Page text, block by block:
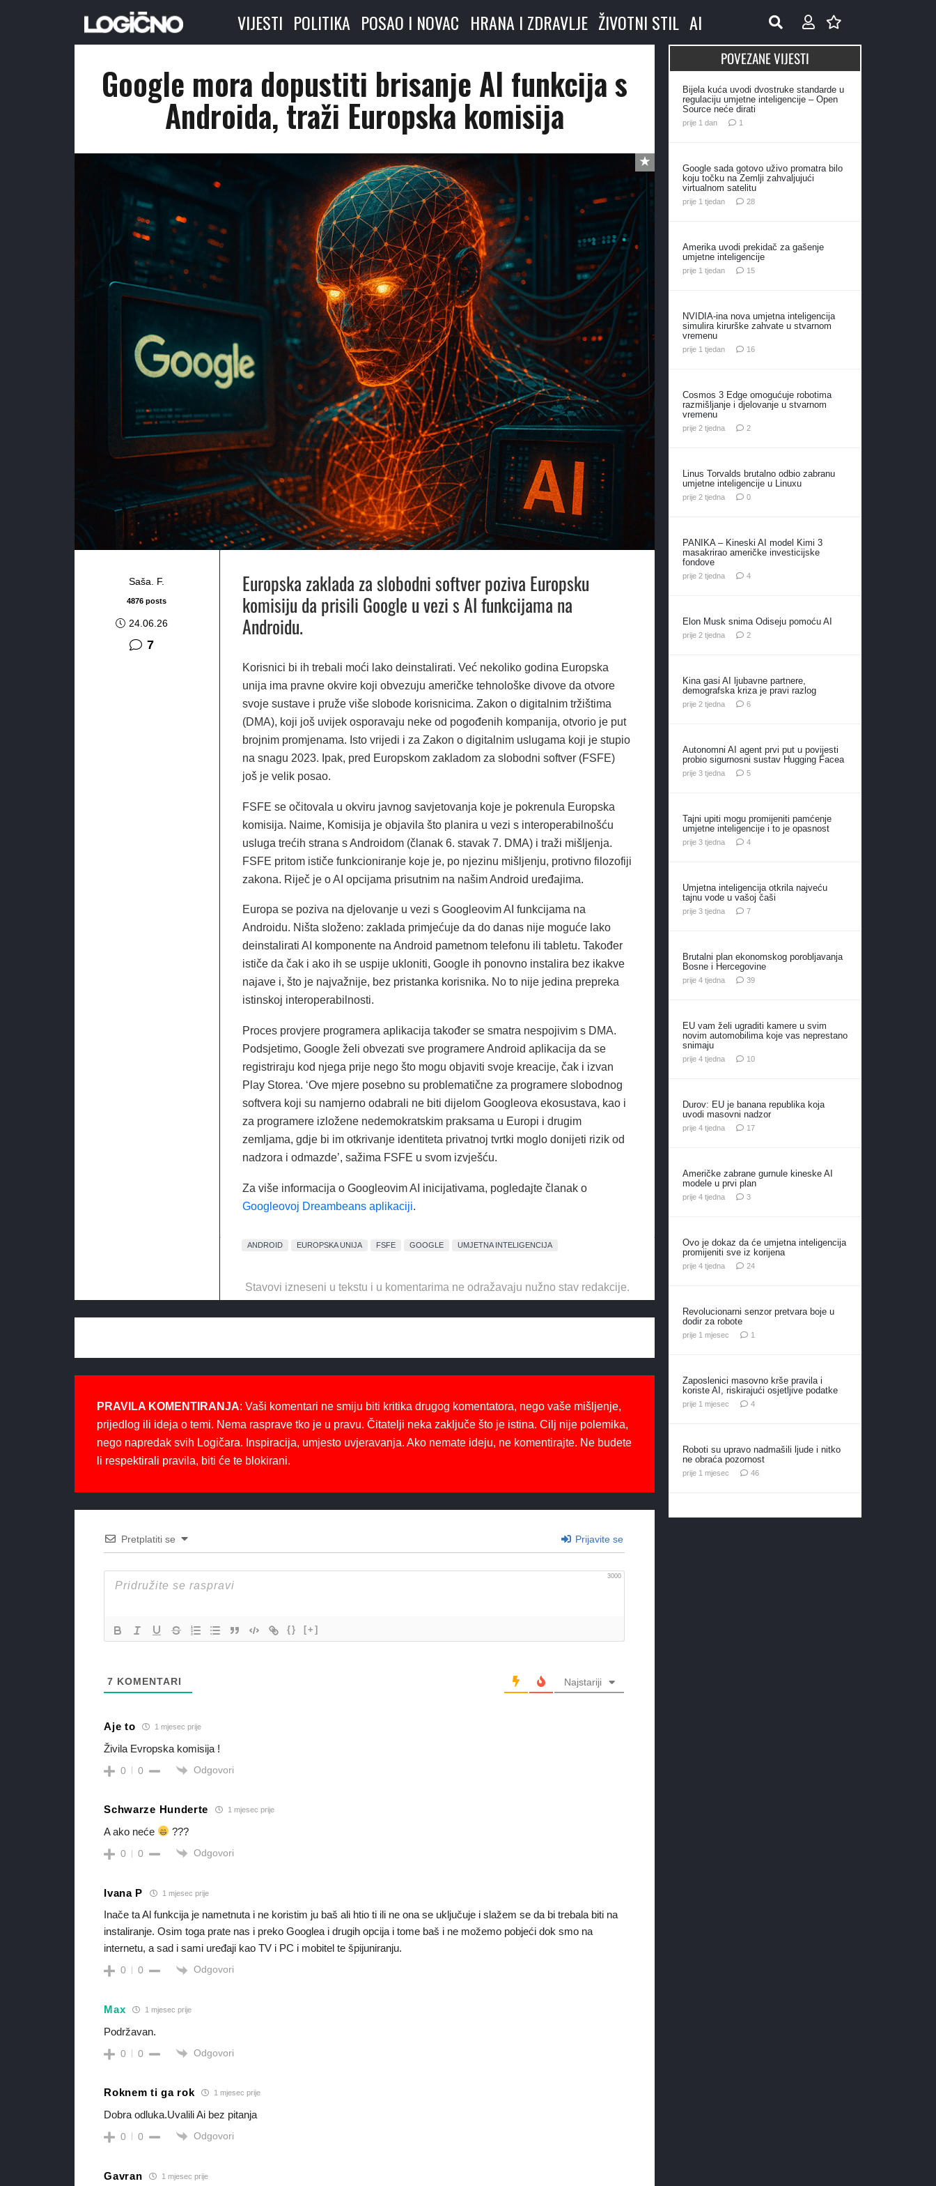
VIJESTI POLITIKA POSAO I NOVAC HRANA I ZDRAVLJE ŽIVOTNI STIL AI
Google mora dopustiti brisanje AI funkcija s
Androida, traži Europska komisija
Saša. F.
4876 posts
24.06.26
7komentara
Europska zaklada za slobodni softver poziva Europsku
komisiju da prisili Google u vezi s AI funkcijama na
Androidu.
Korisnici bi ih trebali moći lako deinstalirati. Već nekoliko godina Europska
unija ima pravne okvire koji obvezuju američke tehnološke divove da otvore
svoje sustave i pruže više slobode korisnicima. Zakon o digitalnim tržištima
(DMA), koji još uvijek osporavaju neke od pogođenih kompanija, otvorio je put
brojnim promjenama. Isto vrijedi i za Zakon o digitalnim uslugama koji je stupio
na snagu 2023. Ipak, pred Europskom zakladom za slobodni softver (FSFE)
još je velik posao.
FSFE se očitovala u okviru javnog savjetovanja koje je pokrenula Europska
komisija. Naime, Komisija je objavila što planira u vezi s interoperabilnošću
usluga trećih strana s Androidom (članak 6. stavak 7. DMA) i traži mišljenja.
FSFE pritom ističe funkcioniranje koje je, po njezinu mišljenju, protivno filozofiji
zakona. Riječ je o AI opcijama prisutnim na našim Android uređajima.
Europa se poziva na djelovanje u vezi s Googleovim AI funkcijama na
Androidu. Ništa složeno: zaklada primjećuje da do danas nije moguće lako
deinstalirati AI komponente na Android pametnom telefonu ili tabletu. Također
ističe da čak i ako ih se uspije ukloniti, Google ih ponovno instalira bez ikakve
najave i, što je najvažnije, bez pristanka korisnika. No to nije jedina prepreka
istinskoj interoperabilnosti.
Proces provjere programera aplikacija također se smatra nespojivim s DMA.
Podsjetimo, Google želi obvezati sve programere Android aplikacija da se
registriraju kod njega prije nego što mogu objaviti svoje kreacije, čak i izvan
Play Storea. ‘Ove mjere posebno su problematične za programere slobodnog
softvera koji su namjerno odabrali ne biti dijelom Googleova ekosustava, kao i
za programere izložene nedemokratskim praksama u Europi i drugim
zemljama, gdje bi im otkrivanje identiteta privatnoj tvrtki moglo donijeti rizik od
nadzora i odmazde’, sažima FSFE u svom izvješću.
Za više informacija o Googleovim AI inicijativama, pogledajte članak o
Googleovoj Dreambeans aplikaciji.
ANDROID EUROPSKA UNIJA FSFE GOOGLE UMJETNA INTELIGENCIJA
Stavovi izneseni u tekstu i u komentarima ne odražavaju nužno stav redakcije.
PRAVILA KOMENTIRANJA: Vaši komentari ne smiju biti kritika drugog komentatora, nego vaše mišljenje,
prijedlog ili ideja o temi. Nema rasprave tko je u pravu. Čitatelji neka zaključe što je istina. Cilj nije polemika,
nego napredak svih Logičara. Inspiracija, umjesto uvjeravanja. Ako nemate ideju, ne komentirajte. Ne budete
li respektirali pravila, biti će te blokirani.
Pretplatiti se Prijavite se
3000
{} [+]
7 KOMENTARI Najstariji
Aje to 1 mjesec prije
Živila Evropska komisija !
0 0 Odgovori
Schwarze Hunderte 1 mjesec prije
A ako neće ???
0 0 Odgovori
Ivana P 1 mjesec prije
Inače ta Al funkcija je nametnuta i ne koristim ju baš ali htio ti ili ne ona se uključuje i slažem se da bi trebala biti na
instaliranje. Osim toga prate nas i preko Googlea i drugih opcija i tome baš i ne možemo pobjeći dok smo na
internetu, a sad i sami uređaji kao TV i PC i mobitel te špijuniranju.
0 0 Odgovori
Max 1 mjesec prije
Podržavan.
0 0 Odgovori
Roknem ti ga rok 1 mjesec prije
Dobra odluka.Uvalili Ai bez pitanja
0 0 Odgovori
Gavran 1 mjesec prije
POVEZANE VIJESTI
Bijela kuća uvodi dvostruke standarde u
regulaciju umjetne inteligencije – Open
Source neće dirati
prije 1 dan 1
Google sada gotovo uživo promatra bilo
koju točku na Zemlji zahvaljujući
virtualnom satelitu
prije 1 tjedan 28komentara
Amerika uvodi prekidač za gašenje
umjetne inteligencije
prije 1 tjedan 15komentara
NVIDIA-ina nova umjetna inteligencija
simulira kirurške zahvate u stvarnom
vremenu
prije 1 tjedan 16komentara
Cosmos 3 Edge omogućuje robotima
razmišljanje i djelovanje u stvarnom
vremenu
prije 2 tjedna 2komentara
Linus Torvalds brutalno odbio zabranu
umjetne inteligencije u Linuxu
prije 2 tjedna 0
PANIKA – Kineski AI model Kimi 3
masakrirao američke investicijske
fondove
prije 2 tjedna 4komentara
Elon Musk snima Odiseju pomoću AI
prije 2 tjedna 2komentara
Kina gasi AI ljubavne partnere,
demografska kriza je pravi razlog
prije 2 tjedna 6komentara
Autonomni AI agent prvi put u povijesti
probio sigurnosni sustav Hugging Facea
prije 3 tjedna 5komentara
Tajni upiti mogu promijeniti pamćenje
umjetne inteligencije i to je opasnost
prije 3 tjedna 4komentara
Umjetna inteligencija otkrila najveću
tajnu vode u vašoj čaši
prije 3 tjedna 7komentara
Brutalni plan ekonomskog porobljavanja
Bosne i Hercegovine
prije 4 tjedna 39komentara
EU vam želi ugraditi kamere u svim
novim automobilima koje vas neprestano
snimaju
prije 4 tjedna 10komentara
Durov: EU je banana republika koja
uvodi masovni nadzor
prije 4 tjedna 17komentara
Američke zabrane gurnule kineske AI
modele u prvi plan
prije 4 tjedna 3komentara
Ovo je dokaz da će umjetna inteligencija
promijeniti sve iz korijena
prije 4 tjedna 24komentara
Revolucionarni senzor pretvara boje u
dodir za robote
prije 1 mjesec 1
Zaposlenici masovno krše pravila i
koriste AI, riskirajući osjetljive podatke
prije 1 mjesec 4komentara
Roboti su upravo nadmašili ljude i nitko
ne obraća pozornost
prije 1 mjesec 46komentara